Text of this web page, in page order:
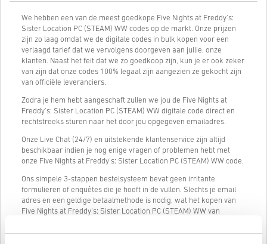
We hebben een van de meest goedkope Five Nights at Freddy's:
Sister Location PC (STEAM) WW codes op de markt. Onze prijzen
zijn zo laag omdat we de digitale codes in bulk kopen voor een
verlaagd tarief dat we vervolgens doorgeven aan jullie, onze
klanten. Naast het feit dat we zo goedkoop zijn, kun je er ook zeker
van zijn dat onze codes 100% legaal zijn aangezien ze gekocht zijn
van officiële leveranciers.
Zodra je hem hebt aangeschaft zullen we jou de Five Nights at
Freddy's: Sister Location PC (STEAM) WW digitale code direct en
rechtstreeks sturen naar het door jou opgegeven emailadres.
Onze Live Chat (24/7) en uitstekende klantenservice zijn altijd
beschikbaar indien je nog enige vragen of problemen hebt met
onze Five Nights at Freddy's: Sister Location PC (STEAM) WW code.
Ons simpele 3-stappen bestelsysteem bevat geen irritante
formulieren of enquêtes die je hoeft in de vullen. Slechts je email
adres en een geldige betaalmethode is nodig, wat het kopen van
Five Nights at Freddy's: Sister Location PC (STEAM) WW van